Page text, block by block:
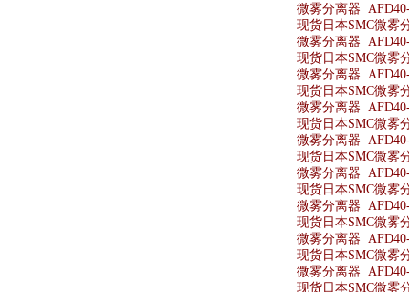
微雾分离器
现货日本SMC微雾
微雾分离器
现货日本SMC微雾
微雾分离器
现货日本SMC微雾
微雾分离器
现货日本SMC微雾
微雾分离器
现货日本SMC微雾
微雾分离器
现货日本SMC微雾
微雾分离器
现货日本SMC微雾
微雾分离器
现货日本SMC微雾
微雾分离器
现货日本SMC微雾